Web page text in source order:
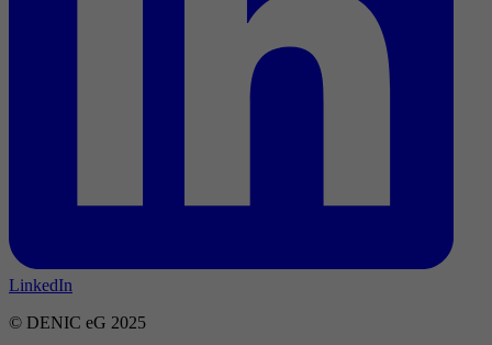
LinkedIn
© DENIC eG 2025